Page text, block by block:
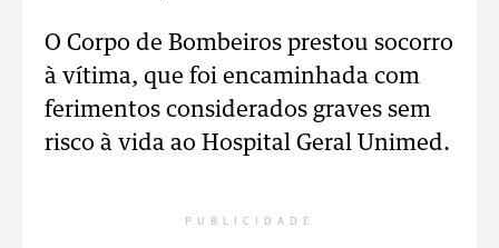
O Corpo de Bombeiros prestou socorro
à vítima, que foi encaminhada com
ferimentos considerados graves sem
risco à vida ao Hospital Geral Unimed.
PUBLICIDADE